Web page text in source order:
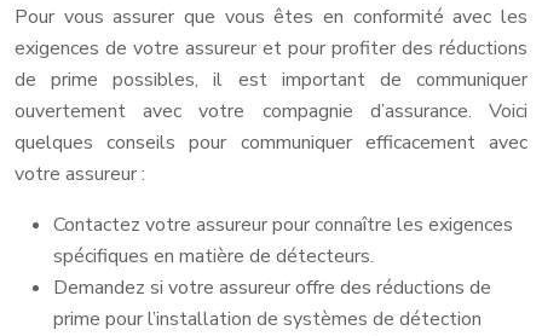
Pour vous assurer que vous êtes en conformité avec les
exigences de votre assureur et pour profiter des réductions
de prime possibles, il est important de communiquer
ouvertement avec votre compagnie d’assurance. Voici
quelques conseils pour communiquer efficacement avec
votre assureur :
Contactez votre assureur pour connaître les exigences
spécifiques en matière de détecteurs.
Demandez si votre assureur offre des réductions de
prime pour l’installation de systèmes de détection